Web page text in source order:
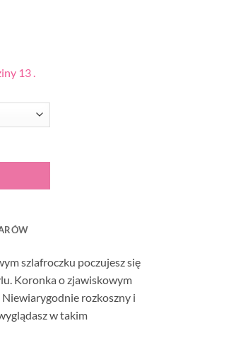
13 .
szlafroczku poczujesz się
Koronka o zjawiskowym
rozkoszny i
w takim